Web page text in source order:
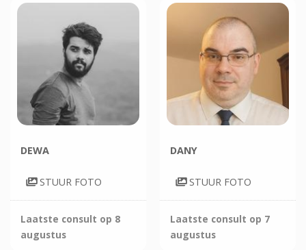
DEWA
STUUR FOTO
Laatste consult op 8
augustus
DANY
STUUR FOTO
Laatste consult op 7
augustus